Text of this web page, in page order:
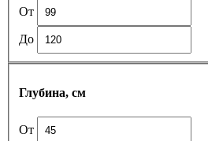
От
До
Глубина, см
От